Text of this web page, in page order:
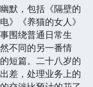
默，包括《隔壁的
》《养猫的女人》
围绕普通日常生
不同的另一番情
短篇。二十八岁的
差，处理业务上的